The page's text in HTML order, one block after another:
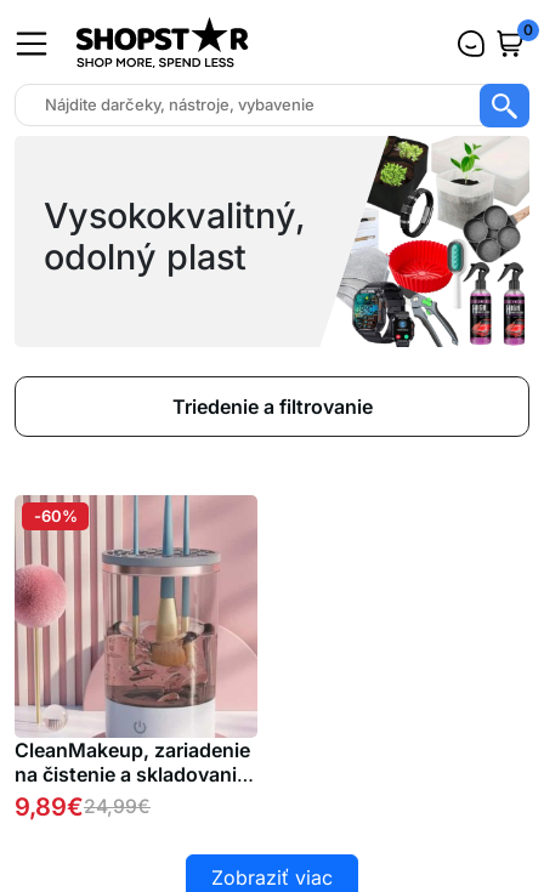
0
Vysokokvalitný,
odolný plast
Triedenie a filtrovanie
CleanMakeup, zariadenie
na čistenie a skladovanie
štetcov na make-up
9,89€24,99€
-60%
Zobraziť viac